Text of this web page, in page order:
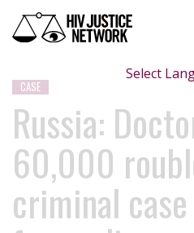
Select
CASE
Russia:
60,000
criminal